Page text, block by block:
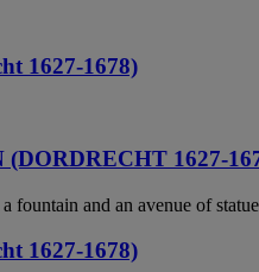
1627-1678)
1627-
fountain and an avenue of
1627-1678)